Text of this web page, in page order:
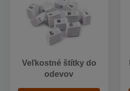
Veľkostné štítky do
odevov